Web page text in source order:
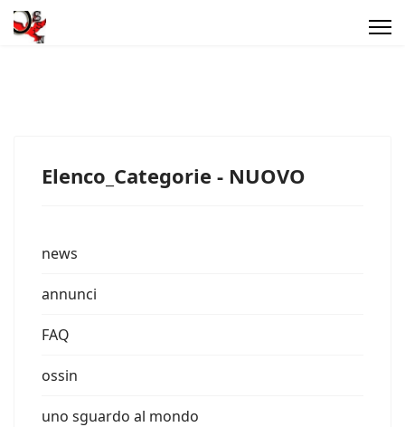
Elenco_Categorie - NUOVO
news
annunci
FAQ
ossin
uno sguardo al mondo